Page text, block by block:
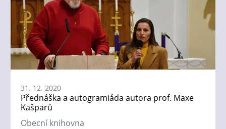
31. 12. 2020
Přednáška a autogramiáda autora prof. Maxe
Kašparů
Obecní knihovna